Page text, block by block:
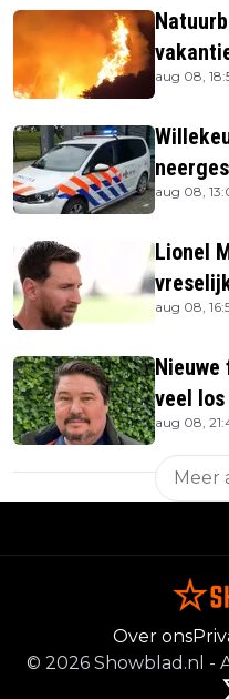
aug 08,
aug 08,
Lionel
aug 08,
veel
aug 08,
Meer
Over ons
© 2026 Showblad.nl -